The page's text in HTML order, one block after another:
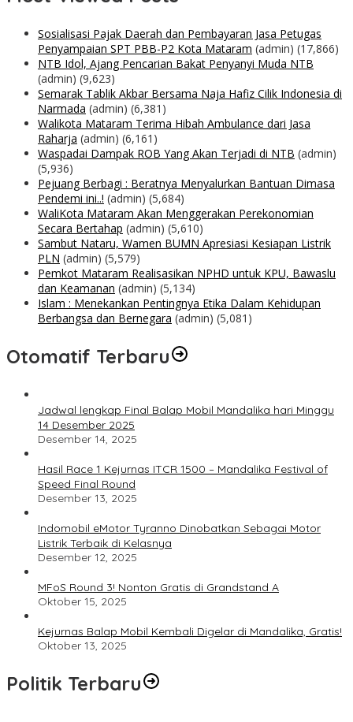
Sosialisasi Pajak Daerah dan Pembayaran Jasa Petugas
Penyampaian SPT PBB-P2 Kota Mataram (admin) (17,866)
NTB Idol, Ajang Pencarian Bakat Penyanyi Muda NTB
(admin) (9,623)
Semarak Tablik Akbar Bersama Naja Hafiz Cilik Indonesia di
Narmada (admin) (6,381)
Walikota Mataram Terima Hibah Ambulance dari Jasa
Raharja (admin) (6,161)
Waspadai Dampak ROB Yang Akan Terjadi di NTB (admin)
(5,936)
Pejuang Berbagi : Beratnya Menyalurkan Bantuan Dimasa
Pendemi ini..! (admin) (5,684)
WaliKota Mataram Akan Menggerakan Perekonomian
Secara Bertahap (admin) (5,610)
Sambut Nataru, Wamen BUMN Apresiasi Kesiapan Listrik
PLN (admin) (5,579)
Pemkot Mataram Realisasikan NPHD untuk KPU, Bawaslu
dan Keamanan (admin) (5,134)
Islam : Menekankan Pentingnya Etika Dalam Kehidupan
Berbangsa dan Bernegara (admin) (5,081)
Otomatif Terbaru
Jadwal lengkap Final Balap Mobil Mandalika hari Minggu
14 Desember 2025
Desember 14, 2025
Hasil Race 1 Kejurnas ITCR 1500 – Mandalika Festival of
Speed Final Round
Desember 13, 2025
Indomobil eMotor Tyranno Dinobatkan Sebagai Motor
Listrik Terbaik di Kelasnya
Desember 12, 2025
MFoS Round 3! Nonton Gratis di Grandstand A
Oktober 15, 2025
Kejurnas Balap Mobil Kembali Digelar di Mandalika, Gratis!
Oktober 13, 2025
Politik Terbaru